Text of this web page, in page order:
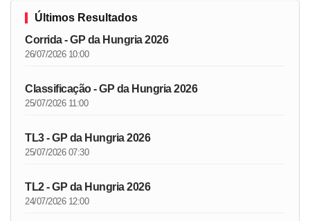
Últimos Resultados
Corrida - GP da Hungria 2026
26/07/2026 10:00
Classificação - GP da Hungria 2026
25/07/2026 11:00
TL3 - GP da Hungria 2026
25/07/2026 07:30
TL2 - GP da Hungria 2026
24/07/2026 12:00